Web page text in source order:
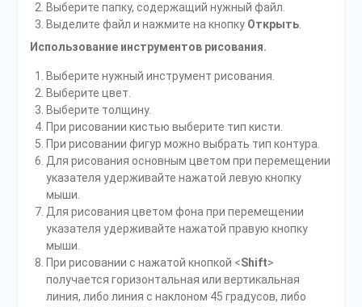
Выберите папку, содержащий нужный файл.
Выделите файл и нажмите на кнопку Открыть.
Использование инструментов рисования.
Выберите нужный инструмент рисования.
Выберите цвет.
Выберите толщину.
При рисовании кистью выберите тип кисти.
При рисовании фигур можно выбрать тип контура.
Для рисования основным цветом при перемещении
указателя удерживайте нажатой левую кнопку
мыши.
Для рисования цветом фона при перемещении
указателя удерживайте нажатой правую кнопку
мыши.
При рисовании с нажатой кнопкой <Shift>
получается горизонтальная или вертикальная
линия, либо линия с наклоном 45 градусов, либо